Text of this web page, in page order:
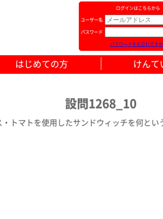
ログインはこちらから
ユーザー名
パスワード
パスワードをお忘れですか
はじめての方 けんて
設問1268_10
トマトを使用したサンドウィッチを何とい